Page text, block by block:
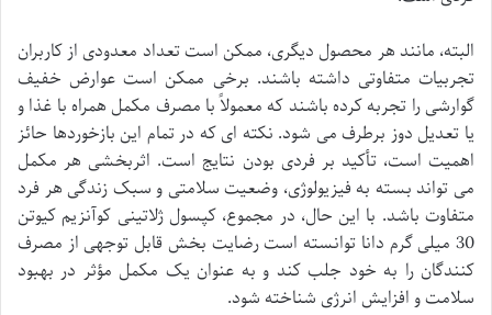
البته، مانند هر محصول دیگری، ممکن است تعداد معدودی از کاربران
تجربیات متفاوتی داشته باشند. برخی ممکن است عوارض خفیف
گوارشی را تجربه کرده باشند که معمولاً با مصرف مکمل همراه با غذا و
یا تعدیل دوز برطرف می شود. نکته ای که در تمام این بازخوردها حائز
اهمیت است، تأکید بر فردی بودن نتایج است. اثربخشی هر مکمل
می تواند بسته به فیزیولوژی، وضعیت سلامتی و سبک زندگی هر فرد
متفاوت باشد. با این حال، در مجموع، کپسول ژلاتینی کوآنزیم کیوتن
30 میلی گرم دانا توانسته است رضایت بخش قابل توجهی از مصرف
کنندگان را به خود جلب کند و به عنوان یک مکمل مؤثر در بهبود
سلامت و افزایش انرژی شناخته شود.